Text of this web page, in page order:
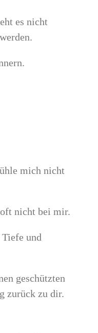
es nicht
mich nicht
nicht bei mir.
und
geschützten
zurück zu dir.